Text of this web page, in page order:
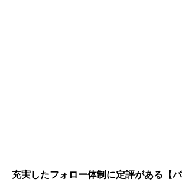
充実したフォロー体制に定評がある【